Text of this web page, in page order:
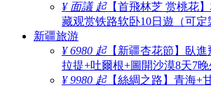
¥ 面議 起【首飛林芝 赏桃花
藏观赏铁路软卧10日遊（可定
新疆旅游
¥ 6980 起【新疆杏花節】臥進
拉提+吐爾根+圖開沙漠8天7
¥ 9980 起【絲綢之路】青海+